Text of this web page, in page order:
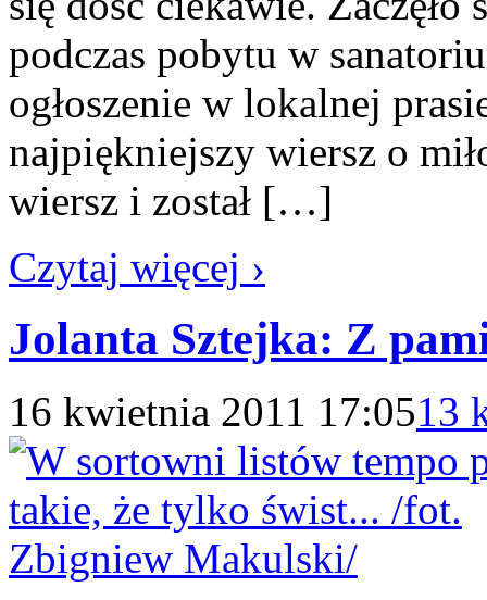
podczas pobytu w
ogłoszenie w lokalnej
najpiękniejszy wiersz o
wiersz i został […]
Czytaj więcej ›
Jolanta Sztejka: Z
16 kwietnia 2011 17:0513